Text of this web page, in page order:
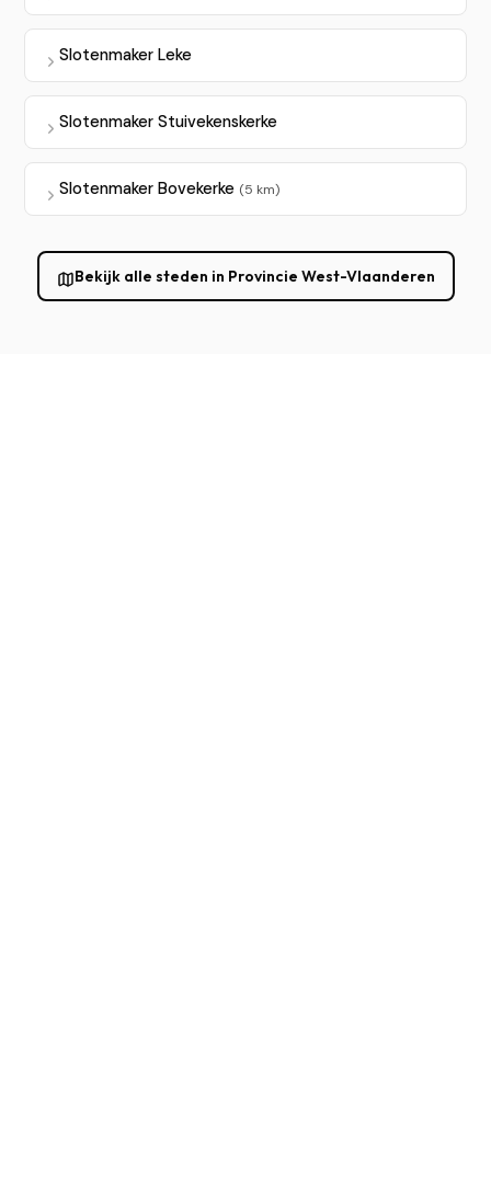
Slotenmaker Leke
Slotenmaker Stuivekenskerke
Slotenmaker Bovekerke (5 km)
Bekijk alle steden in Provincie West-Vlaanderen